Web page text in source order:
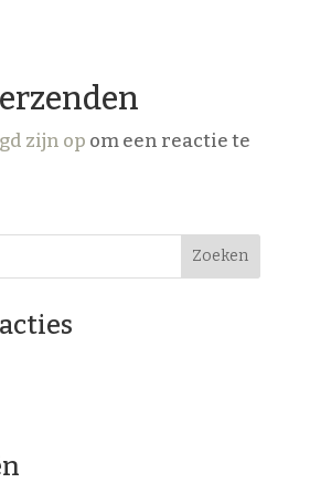
zijn op om een reactie te